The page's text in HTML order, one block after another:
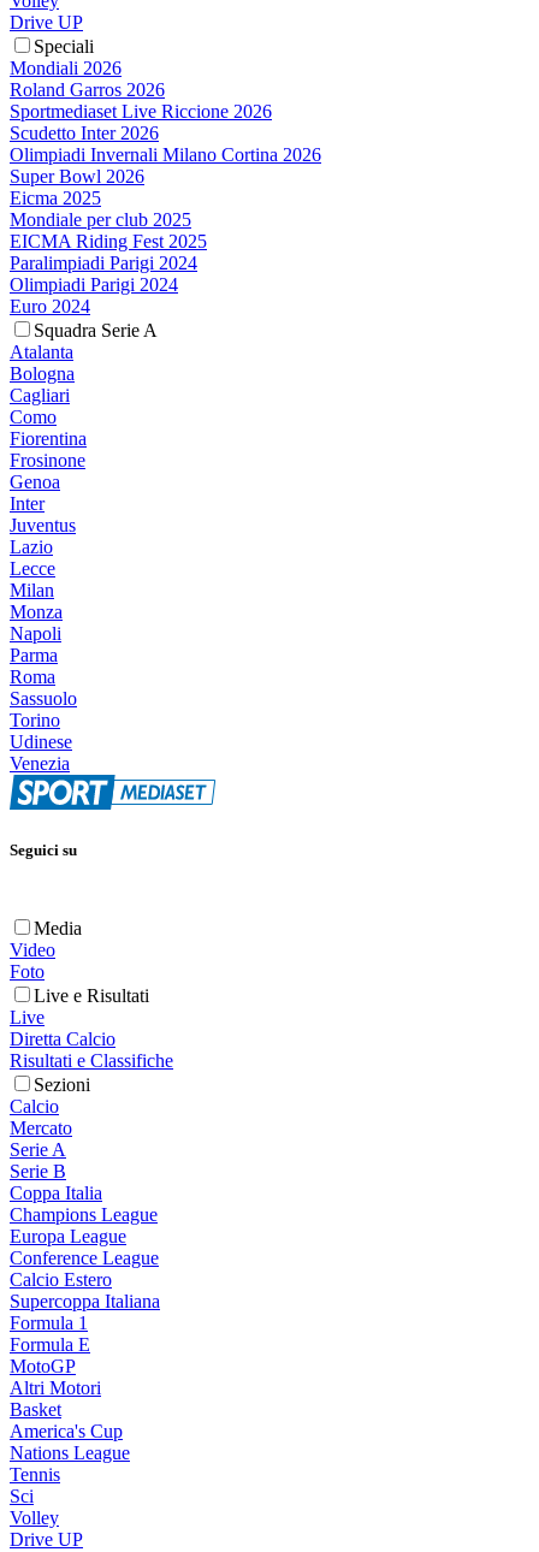
Drive UP
Speciali
Mondiali 2026
Roland Garros 2026
Sportmediaset Live Riccione 2026
Scudetto Inter 2026
Olimpiadi Invernali Milano Cortina 2026
Super Bowl 2026
Eicma 2025
Mondiale per club 2025
EICMA Riding Fest 2025
Paralimpiadi Parigi 2024
Olimpiadi Parigi 2024
Euro 2024
Squadra Serie A
Atalanta
Bologna
Cagliari
Como
Fiorentina
Frosinone
Genoa
Inter
Juventus
Lazio
Lecce
Milan
Monza
Napoli
Parma
Roma
Sassuolo
Torino
Udinese
Venezia
Seguici su
Media
Video
Foto
Live e Risultati
Live
Diretta Calcio
Risultati e Classifiche
Sezioni
Calcio
Mercato
Serie A
Serie B
Coppa Italia
Champions League
Europa League
Conference League
Calcio Estero
Supercoppa Italiana
Formula 1
Formula E
MotoGP
Altri Motori
Basket
America's Cup
Nations League
Tennis
Sci
Volley
Drive UP